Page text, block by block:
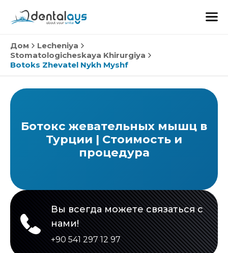
Дом
Lecheniya
Stomatologicheskaya Khirurgiya
Botoks Zhevatel Nykh Myshf
Ботокс жевательных мышц в
Турции | Стоимость и
процедура
Вы всегда можете связаться с
нами!
+90 541 297 12 97